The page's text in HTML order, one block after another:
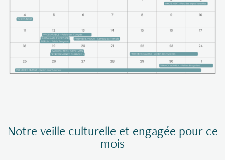
Notre veille culturelle et engagée pour ce
mois